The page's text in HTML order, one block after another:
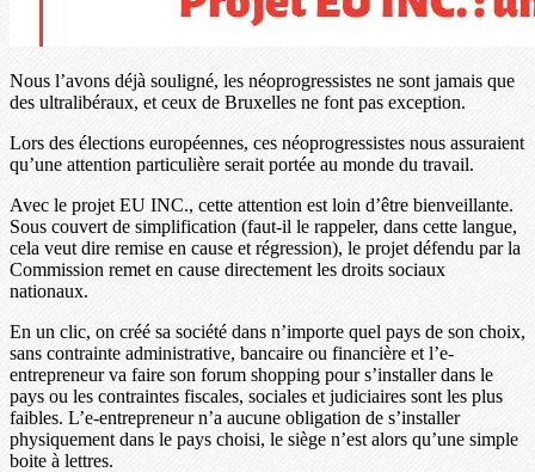
Nous l’avons déjà souligné, les néoprogressistes ne sont jamais que
des ultralibéraux, et ceux de Bruxelles ne font pas exception.
Lors des élections européennes, ces néoprogressistes nous assuraient
qu’une attention particulière serait portée au monde du travail.
Avec le projet EU INC., cette attention est loin d’être bienveillante.
Sous couvert de simplification (faut-il le rappeler, dans cette langue,
cela veut dire remise en cause et régression), le projet défendu par la
Commission remet en cause directement les droits sociaux
nationaux.
En un clic, on créé sa société dans n’importe quel pays de son choix,
sans contrainte administrative, bancaire ou financière et l’e-
entrepreneur va faire son forum shopping pour s’installer dans le
pays ou les contraintes fiscales, sociales et judiciaires sont les plus
faibles. L’e-entrepreneur n’a aucune obligation de s’installer
physiquement dans le pays choisi, le siège n’est alors qu’une simple
boite à lettres.